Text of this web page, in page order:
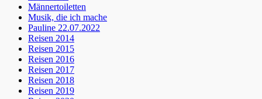
Männertoiletten
Musik, die ich mache
Pauline 22.07.2022
Reisen 2014
Reisen 2015
Reisen 2016
Reisen 2017
Reisen 2018
Reisen 2019